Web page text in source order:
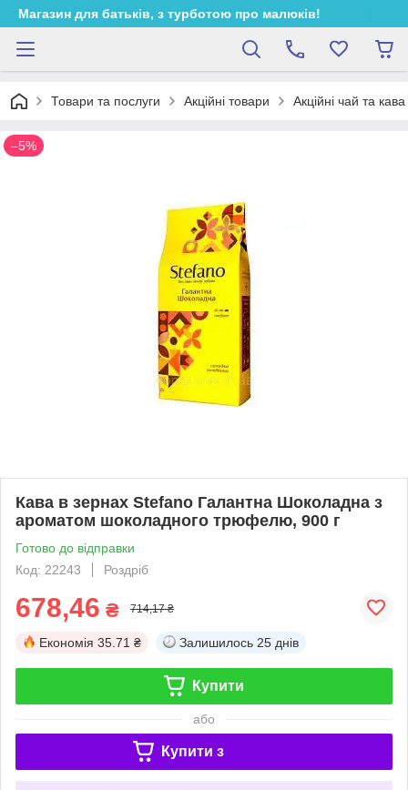
Магазин для батьків, з турботою про малюків!
Товари та послуги Акційні товари Акційні чай та кава
–5%
Кава в зернах Stefano Галантна Шоколадна з
ароматом шоколадного трюфелю, 900 г
Готово до відправки
Код: 22243
Роздріб
678,46 ₴ 714,17 ₴
Економія 35.71 ₴ Залишилось 25 днів
Купити
або
Купити з